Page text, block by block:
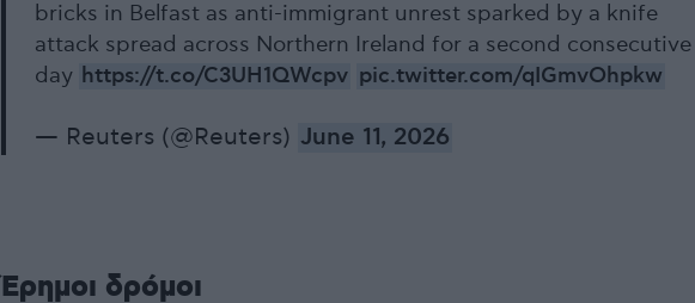
bricks in Belfast as anti-immigrant unrest sparked by a knife
attack spread across Northern Ireland for a second consecutive
day https://t.co/C3UH1QWcpv pic.twitter.com/qIGmvOhpkw
— Reuters (@Reuters) June 11, 2026
Έρημοι δρόμοι